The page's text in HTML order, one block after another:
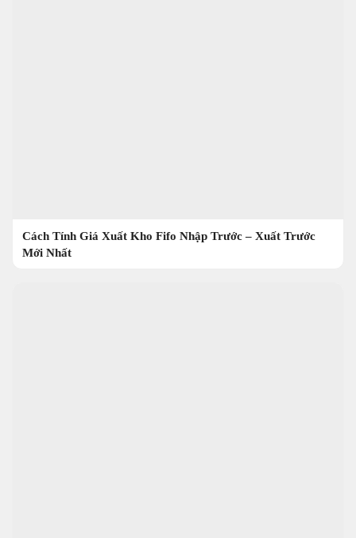
Cách Tính Giá Xuất Kho Fifo Nhập Trước – Xuất Trước
Mới Nhất